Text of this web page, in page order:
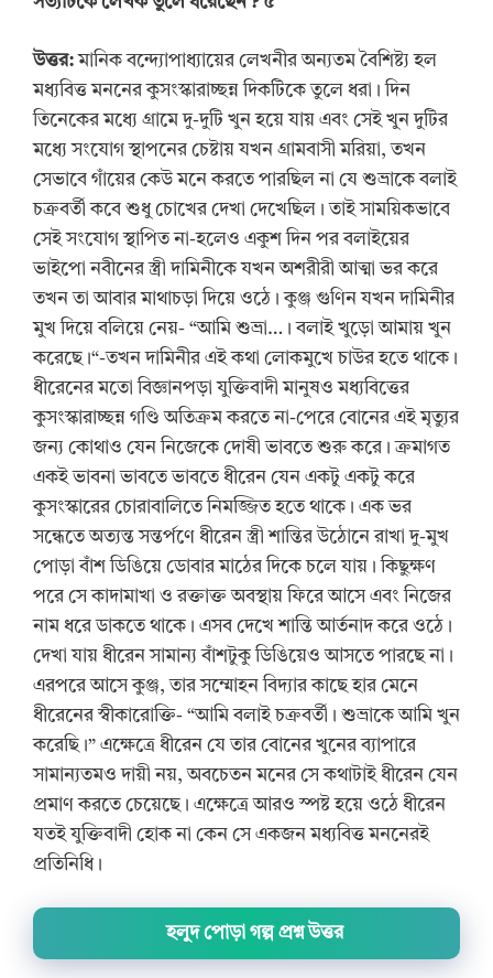
উত্তর:মানিক বন্দ্যোপাধ্যায়ের লেখনীর অন্যতম বৈশিষ্ট্য হল
মধ্যবিত্ত মননের কুসংস্কারাচ্ছন্ন দিকটিকে তুলে ধরা। দিন
তিনেকের মধ্যে গ্রামে দু-দুটি খুন হয়ে যায় এবং সেই খুন দুটির
মধ্যে সংযোগ স্থাপনের চেষ্টায় যখন গ্রামবাসী মরিয়া, তখন
সেভাবে গাঁয়ের কেউ মনে করতে পারছিল না যে শুভ্রাকে বলাই
চক্রবর্তী কবে শুধু চোখের দেখা দেখেছিল। তাই সাময়িকভাবে
সেই সংযোগ স্থাপিত না-হলেও একুশ দিন পর বলাইয়ের
ভাইপো নবীনের স্ত্রী দামিনীকে যখন অশরীরী আত্মা ভর করে
তখন তা আবার মাথাচড়া দিয়ে ওঠে। কুঞ্জ গুণিন যখন দামিনীর
মুখ দিয়ে বলিয়ে নেয়- “আমি শুভ্রা…। বলাই খুড়ো আমায় খুন
করেছে।“-তখন দামিনীর এই কথা লোকমুখে চাউর হতে থাকে।
ধীরেনের মতো বিজ্ঞানপড়া যুক্তিবাদী মানুষও মধ্যবিত্তের
কুসংস্কারাচ্ছন্ন গণ্ডি অতিক্রম করতে না-পেরে বোনের এই মৃত্যুর
জন্য কোথাও যেন নিজেকে দোষী ভাবতে শুরু করে। ক্রমাগত
একই ভাবনা ভাবতে ভাবতে ধীরেন যেন একটু একটু করে
কুসংস্কারের চোরাবালিতে নিমজ্জিত হতে থাকে। এক ভর
সন্ধেতে অত্যন্ত সন্তর্পণে ধীরেন স্ত্রী শান্তির উঠোনে রাখা দু-মুখ
পোড়া বাঁশ ডিঙিয়ে ডোবার মাঠের দিকে চলে যায়। কিছুক্ষণ
পরে সে কাদামাখা ও রক্তাক্ত অবস্থায় ফিরে আসে এবং নিজের
নাম ধরে ডাকতে থাকে। এসব দেখে শান্তি আর্তনাদ করে ওঠে।
দেখা যায় ধীরেন সামান্য বাঁশটুকু ডিঙিয়েও আসতে পারছে না।
এরপরে আসে কুঞ্জ, তার সম্মোহন বিদ্যার কাছে হার মেনে
ধীরেনের স্বীকারোক্তি- “আমি বলাই চক্রবর্তী। শুভ্রাকে আমি খুন
করেছি।” এক্ষেত্রে ধীরেন যে তার বোনের খুনের ব্যাপারে
সামান্যতমও দায়ী নয়, অবচেতন মনের সে কথাটাই ধীরেন যেন
প্রমাণ করতে চেয়েছে। এক্ষেত্রে আরও স্পষ্ট হয়ে ওঠে ধীরেন
যতই যুক্তিবাদী হোক না কেন সে একজন মধ্যবিত্ত মননেরই
প্রতিনিধি।
হলুদ পোড়া গল্প প্রশ্ন উত্তর